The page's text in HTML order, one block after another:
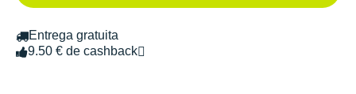
Entrega gratuita
9.50 € de cashback